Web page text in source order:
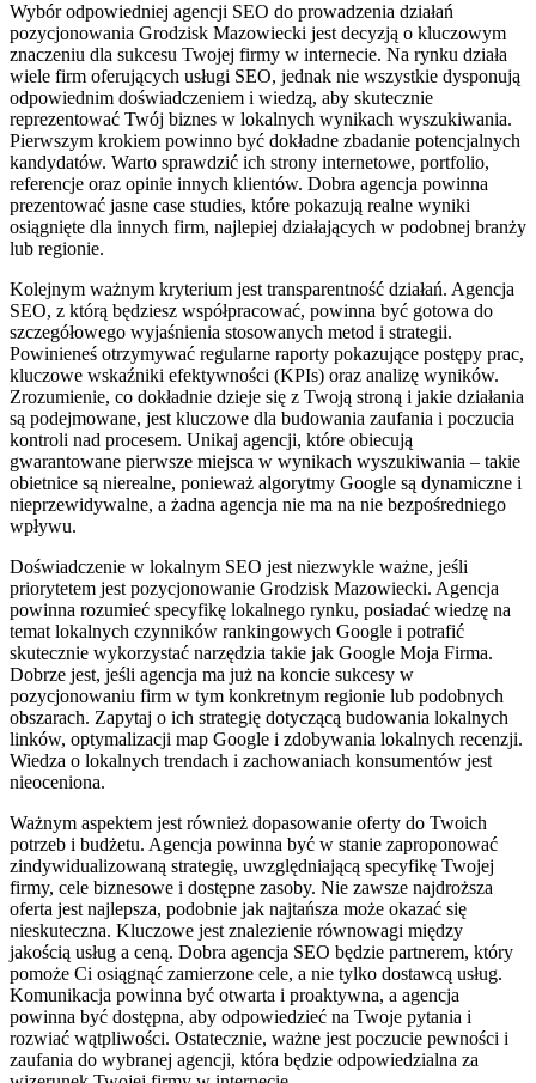
Wybór odpowiedniej agencji SEO do prowadzenia działań
pozycjonowania Grodzisk Mazowiecki jest decyzją o kluczowym
znaczeniu dla sukcesu Twojej firmy w internecie. Na rynku działa
wiele firm oferujących usługi SEO, jednak nie wszystkie dysponują
odpowiednim doświadczeniem i wiedzą, aby skutecznie
reprezentować Twój biznes w lokalnych wynikach wyszukiwania.
Pierwszym krokiem powinno być dokładne zbadanie potencjalnych
kandydatów. Warto sprawdzić ich strony internetowe, portfolio,
referencje oraz opinie innych klientów. Dobra agencja powinna
prezentować jasne case studies, które pokazują realne wyniki
osiągnięte dla innych firm, najlepiej działających w podobnej branży
lub regionie.
Kolejnym ważnym kryterium jest transparentność działań. Agencja
SEO, z którą będziesz współpracować, powinna być gotowa do
szczegółowego wyjaśnienia stosowanych metod i strategii.
Powinieneś otrzymywać regularne raporty pokazujące postępy prac,
kluczowe wskaźniki efektywności (KPIs) oraz analizę wyników.
Zrozumienie, co dokładnie dzieje się z Twoją stroną i jakie działania
są podejmowane, jest kluczowe dla budowania zaufania i poczucia
kontroli nad procesem. Unikaj agencji, które obiecują
gwarantowane pierwsze miejsca w wynikach wyszukiwania – takie
obietnice są nierealne, ponieważ algorytmy Google są dynamiczne i
nieprzewidywalne, a żadna agencja nie ma na nie bezpośredniego
wpływu.
Doświadczenie w lokalnym SEO jest niezwykle ważne, jeśli
priorytetem jest pozycjonowanie Grodzisk Mazowiecki. Agencja
powinna rozumieć specyfikę lokalnego rynku, posiadać wiedzę na
temat lokalnych czynników rankingowych Google i potrafić
skutecznie wykorzystać narzędzia takie jak Google Moja Firma.
Dobrze jest, jeśli agencja ma już na koncie sukcesy w
pozycjonowaniu firm w tym konkretnym regionie lub podobnych
obszarach. Zapytaj o ich strategię dotyczącą budowania lokalnych
linków, optymalizacji map Google i zdobywania lokalnych recenzji.
Wiedza o lokalnych trendach i zachowaniach konsumentów jest
nieoceniona.
Ważnym aspektem jest również dopasowanie oferty do Twoich
potrzeb i budżetu. Agencja powinna być w stanie zaproponować
zindywidualizowaną strategię, uwzględniającą specyfikę Twojej
firmy, cele biznesowe i dostępne zasoby. Nie zawsze najdroższa
oferta jest najlepsza, podobnie jak najtańsza może okazać się
nieskuteczna. Kluczowe jest znalezienie równowagi między
jakością usług a ceną. Dobra agencja SEO będzie partnerem, który
pomoże Ci osiągnąć zamierzone cele, a nie tylko dostawcą usług.
Komunikacja powinna być otwarta i proaktywna, a agencja
powinna być dostępna, aby odpowiedzieć na Twoje pytania i
rozwiać wątpliwości. Ostatecznie, ważne jest poczucie pewności i
zaufania do wybranej agencji, która będzie odpowiedzialna za